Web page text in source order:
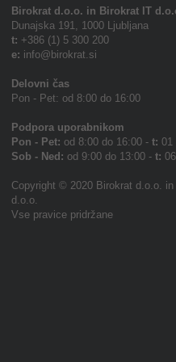
Birokrat d.o.o. in Birokrat IT
Dunajska 191, 1000 Ljubljana
t: +386 (1) 5 300 200
e: info@birokrat.si
Delovni čas
Pon - Pet: od 8:00 do 16:00
Podpora uporabnikom
Pon - Pet: od 8:00 do 16:00 - t: 01
Sob - Ned: od 9:00 do 13:00 - t:
Copyright © 2020 Birokrat d.o.o.
d.o.o.
Vse pravice pridržane